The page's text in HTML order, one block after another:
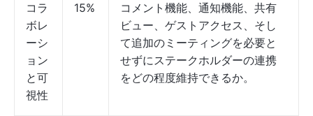
コラ
ボレ
ーシ
ョン
と可
視性
15%
コメント機能、通知機能、共有
ビュー、ゲストアクセス、そし
て追加のミーティングを必要と
せずにステークホルダーの連携
をどの程度維持できるか。